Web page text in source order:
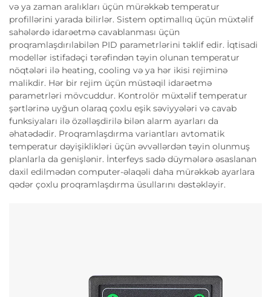
və ya zaman aralıkları üçün mürəkkəb temperatur
profillərini yarada bilirlər. Sistem optimallıq üçün müxtəlif
sahələrdə idarəetmə cavablanması üçün
proqramlaşdırılabilən PID parametrlərini təklif edir. İqtisadi
modellər istifadəçi tərəfindən təyin olunan temperatur
nöqtələri ilə heating, cooling və ya hər ikisi rejiminə
malikdir. Hər bir rejim üçün müstəqil idarəetmə
parametrləri mövcuddur. Kontrolör müxtəlif temperatur
şərtlərinə uyğun olaraq çoxlu eşik səviyyələri və cavab
funksiyaları ilə özəlləşdirilə bilən alarm ayarları da
əhatədədir. Proqramlaşdırma variantları avtomatik
temperatur dəyişiklikləri üçün əvvəllərdən təyin olunmuş
planlarla da genişlənir. İnterfeys sadə düymələrə əsaslanan
daxil edilmədən computer-əlaqəli daha mürəkkəb ayarlara
qədər çoxlu proqramlaşdırma üsullarını dəstəkləyir.